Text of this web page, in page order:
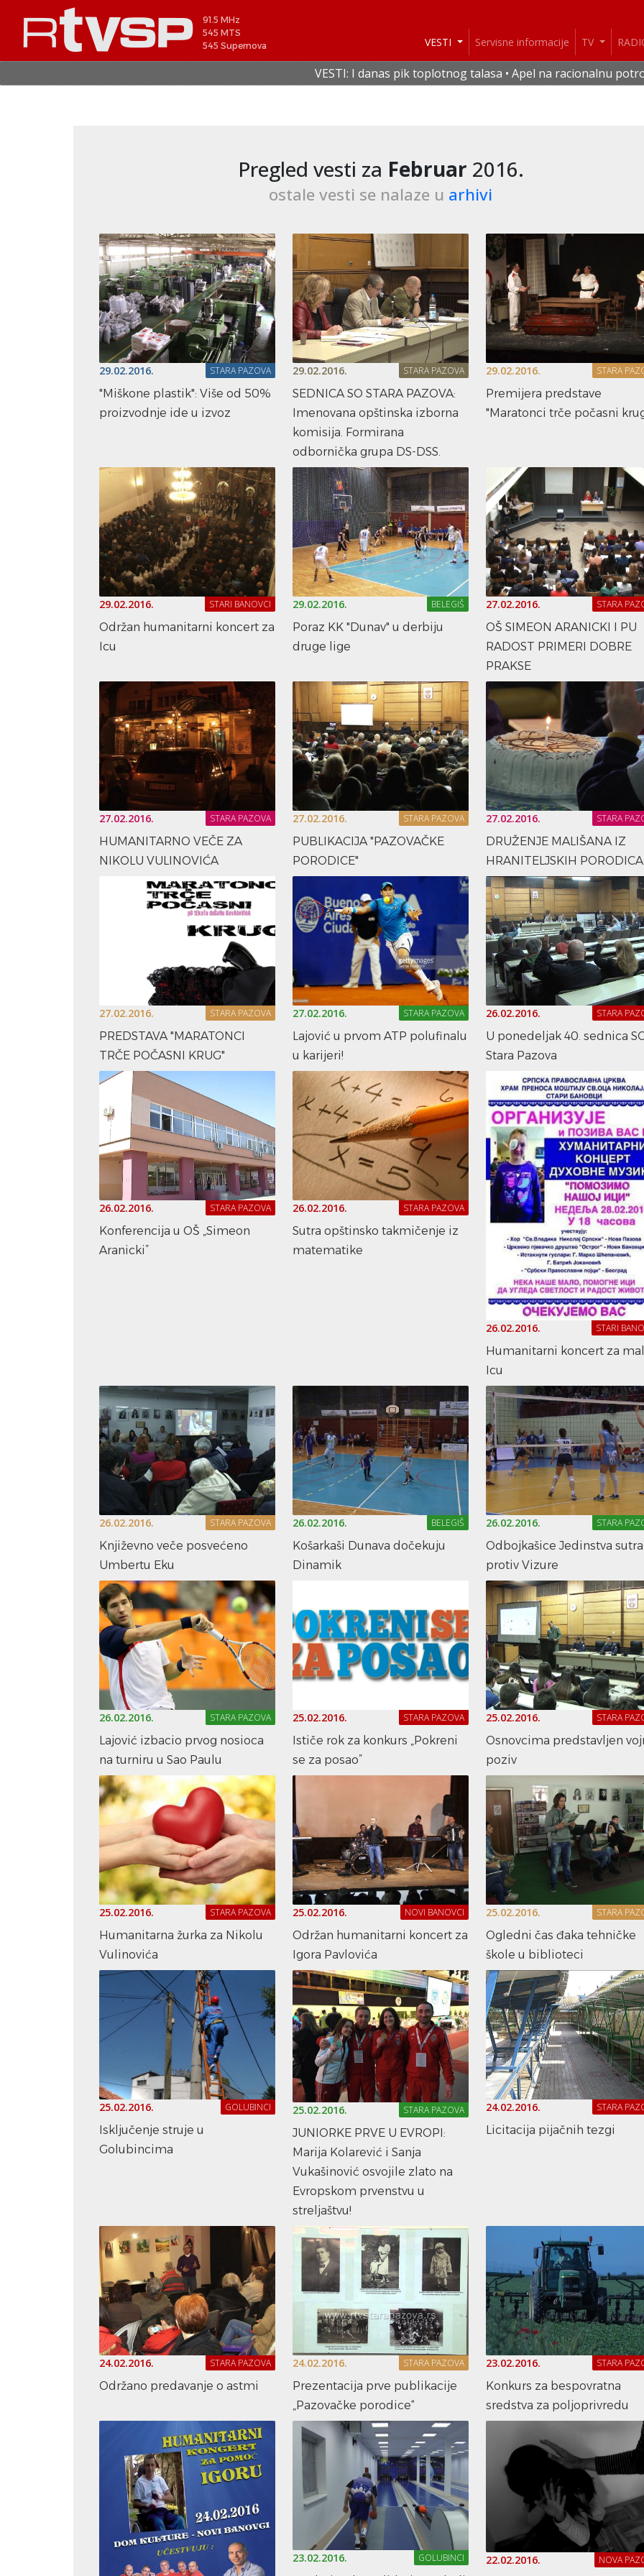
91.5 MHz
545 MTS
545 Supernova
VESTI Servisne informacije TV
VESTI: I danas pik toplotnog talasa • Apel na racionalnu potrošnju vode i
Pregled vesti za Februar 2016.
ostale vesti se nalaze u arhivi
29.02.2016. STARA PAZOVA
"Miškone plastik": Više od 50%
proizvodnje ide u izvoz
29.02.2016. STARA PAZOVA
SEDNICA SO STARA PAZOVA:
Imenovana opštinska izborna
komisija. Formirana
odbornička grupa DS-DSS.
29.02.2016. STARA
Premijera predstave
"Maratonci trče počasni
29.02.2016. STARI BANOVCI
Održan humanitarni koncert za
Icu
29.02.2016. BELEGIŠ
Poraz KK "Dunav" u derbiju
druge lige
27.02.2016. STARA
OŠ SIMEON ARANICKI I PU
RADOST PRIMERI DOBRE
PRAKSE
27.02.2016. STARA PAZOVA
HUMANITARNO VEČE ZA
NIKOLU VULINOVIĆA
27.02.2016. STARA PAZOVA
PUBLIKACIJA "PAZOVAČKE
PORODICE"
27.02.2016. STARA
DRUŽENJE MALIŠANA IZ
HRANITELJSKIH PORODICA
27.02.2016. STARA PAZOVA
PREDSTAVA "MARATONCI
TRČE POČASNI KRUG"
27.02.2016. STARA PAZOVA
Lajović u prvom ATP polufinalu
u karijeri!
26.02.2016. STARA
U ponedeljak 40. sednica
Stara Pazova
26.02.2016. STARA PAZOVA
Konferencija u OŠ „Simeon
Aranicki”
26.02.2016. STARA PAZOVA
Sutra opštinsko takmičenje iz
matematike
26.02.2016. STARI
Humanitarni koncert za
Icu
26.02.2016. STARA PAZOVA
Književno veče posvećeno
Umbertu Eku
26.02.2016. BELEGIŠ
Košarkaši Dunava dočekuju
Dinamik
26.02.2016. STARA
Odbojkašice Jedinstva sutra
protiv Vizure
26.02.2016. STARA PAZOVA
Lajović izbacio prvog nosioca
na turniru u Sao Paulu
25.02.2016. STARA PAZOVA
Ističe rok za konkurs „Pokreni
se za posao”
25.02.2016. STARA
Osnovcima predstavljen
poziv
25.02.2016. STARA PAZOVA
Humanitarna žurka za Nikolu
Vulinovića
25.02.2016. NOVI BANOVCI
Održan humanitarni koncert za
Igora Pavlovića
25.02.2016. STARA
Ogledni čas đaka tehničke
škole u biblioteci
25.02.2016. GOLUBINCI
Isključenje struje u
Golubincima
25.02.2016. STARA PAZOVA
JUNIORKE PRVE U EVROPI:
Marija Kolarević i Sanja
Vukašinović osvojile zlato na
Evropskom prvenstvu u
streljaštvu!
24.02.2016. STARA
Licitacija pijačnih tezgi
24.02.2016. STARA PAZOVA
Održano predavanje o astmi
24.02.2016. STARA PAZOVA
Prezentacija prve publikacije
„Pazovačke porodice“
23.02.2016. STARA
Konkurs za bespovratna
sredstva za poljoprivredu
23.02.2016. GOLUBINCI 22.02.2016. NOVA